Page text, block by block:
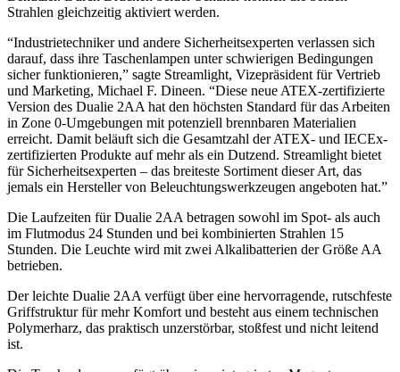
Strahlen gleichzeitig aktiviert werden.
“Industrietechniker und andere Sicherheitsexperten verlassen sich
darauf, dass ihre Taschenlampen unter schwierigen Bedingungen
sicher funktionieren,” sagte Streamlight, Vizepräsident für Vertrieb
und Marketing, Michael F. Dineen. “Diese neue ATEX-zertifizierte
Version des Dualie 2AA hat den höchsten Standard für das Arbeiten
in Zone 0-Umgebungen mit potenziell brennbaren Materialien
erreicht. Damit beläuft sich die Gesamtzahl der ATEX- und IECEx-
zertifizierten Produkte auf mehr als ein Dutzend. Streamlight bietet
für Sicherheitsexperten – das breiteste Sortiment dieser Art, das
jemals ein Hersteller von Beleuchtungswerkzeugen angeboten hat.”
Die Laufzeiten für Dualie 2AA betragen sowohl im Spot- als auch
im Flutmodus 24 Stunden und bei kombinierten Strahlen 15
Stunden. Die Leuchte wird mit zwei Alkalibatterien der Größe AA
betrieben.
Der leichte Dualie 2AA verfügt über eine hervorragende, rutschfeste
Griffstruktur für mehr Komfort und besteht aus einem technischen
Polymerharz, das praktisch unzerstörbar, stoßfest und nicht leitend
ist.